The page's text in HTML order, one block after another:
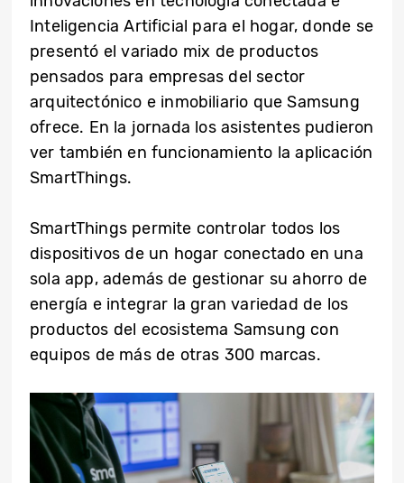
Inteligencia Artificial para el hogar, donde se
presentó el variado mix de productos
pensados para empresas del sector
arquitectónico e inmobiliario que Samsung
ofrece. En la jornada los asistentes pudieron
ver también en funcionamiento la aplicación
SmartThings.
SmartThings permite controlar todos los
dispositivos de un hogar conectado en una
sola app, además de gestionar su ahorro de
energía e integrar la gran variedad de los
productos del ecosistema Samsung con
equipos de más de otras 300 marcas.